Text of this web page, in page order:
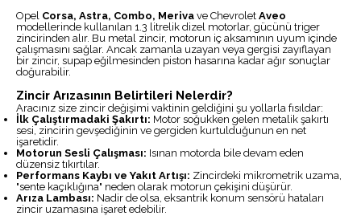
Opel Corsa, Astra, Combo, Meriva ve Chevrolet Aveo
modellerinde kullanılan 1.3 litrelik dizel motorlar, gücünü triger
zincirinden alır. Bu metal zincir, motorun iç aksamının uyum içinde
çalışmasını sağlar. Ancak zamanla uzayan veya gergisi zayıflayan
bir zincir, supap eğilmesinden piston hasarına kadar ağır sonuçlar
doğurabilir.
Zincir Arızasının Belirtileri Nelerdir?
Aracınız size zincir değişimi vaktinin geldiğini şu yollarla fısıldar:
İlk Çalıştırmadaki Şakırtı: Motor soğukken gelen metalik şakırtı
sesi, zincirin gevşediğinin ve gergiden kurtulduğunun en net
işaretidir.
Motorun Sesli Çalışması: Isınan motorda bile devam eden
düzensiz tıkırtılar.
Performans Kaybı ve Yakıt Artışı: Zincirdeki mikrometrik uzama,
"sente kaçıklığına" neden olarak motorun çekişini düşürür.
Arıza Lambası: Nadir de olsa, eksantrik konum sensörü hataları
zincir uzamasına işaret edebilir.